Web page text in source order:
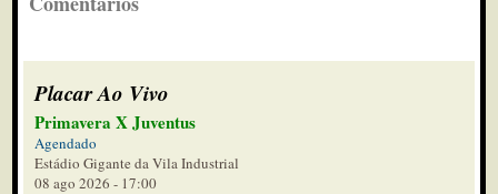
Placar Ao Vivo
Primavera X Juventus
Agendado
Estádio Gigante da Vila Industrial
08 ago 2026 - 17:00